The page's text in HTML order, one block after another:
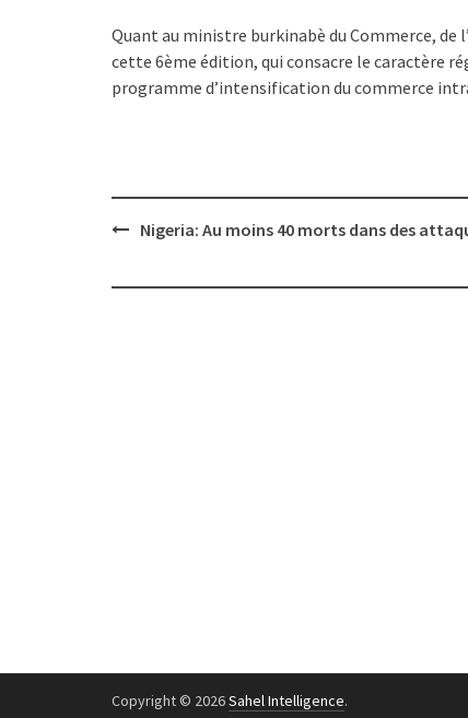
Quant au ministre burkinabè du Commerce, de
cette 6ème édition, qui consacre le caractère
programme d’intensification du commerce
PostNigeria: Au moins 40 morts dans des
Copyright © 2026Sahel Intelligence.